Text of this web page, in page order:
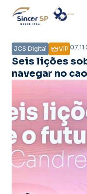
JCS Digital VIP
Seis lições
navegar no